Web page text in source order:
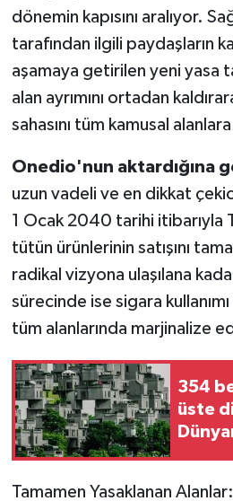
dönemin kapısını aralıyor.
tarafından ilgili paydaşların
aşamaya getirilen yeni yasa
alan ayrımını ortadan
sahasını tüm kamusal
Onedio'nun aktardığına
uzun vadeli ve en dikkat
1 Ocak 2040 tarihi itibarıyla
tütün ürünlerinin satışını
radikal vizyona ulaşılana
sürecinde ise sigara
tüm alanlarında marjinalize
354
üste
Tamamen Yasaklanan